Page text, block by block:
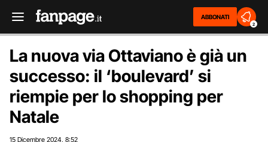
ABBONATI
2
La nuova via Ottaviano è già un
successo: il ‘boulevard’ si
riempie per lo shopping per
Natale
15 Dicembre 2024 8:52